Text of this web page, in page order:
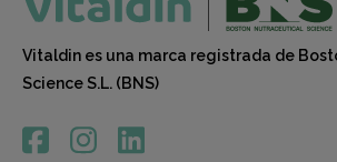
Vitaldin es una marca registrada de
Science S.L. (BNS)